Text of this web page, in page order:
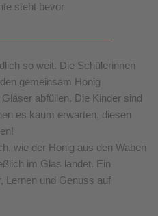
steht bevor
so weit. Die Schülerinnen
gemeinsam Honig
abfüllen. Die Kinder sind
es kaum erwarten, diesen
wie der Honig aus den Waben
im Glas landet. Ein
Lernen und Genuss auf